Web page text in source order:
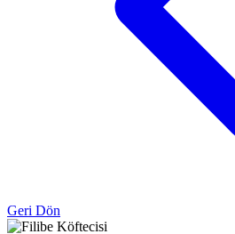
Geri Dön